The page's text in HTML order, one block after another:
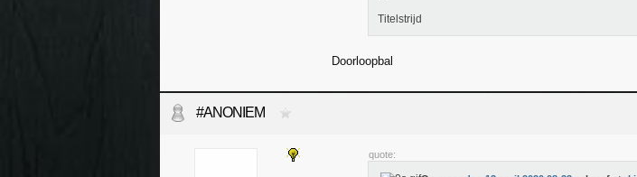
Titelstrijd
Doorloopbal
#ANONIEM
quote: